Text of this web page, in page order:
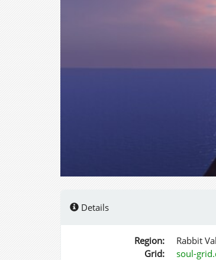
Details
Region:
Rabbit
Grid:
soul-